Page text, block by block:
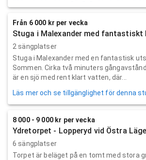
Från 6 000 kr per vecka
Stuga i Malexander med fantastiskt
2 sängplatser
Stuga i Malexander med en fantastisk
Sommen. Cirka två minuters
är en sjö med rent klart vatten, där...
Läs mer och se tillgänglighet för denna
8 000 - 9 000 kr per vecka
Ydretorpet - Lopperyd vid Östra
6 sängplatser
Torpet är beläget på en tomt med stora